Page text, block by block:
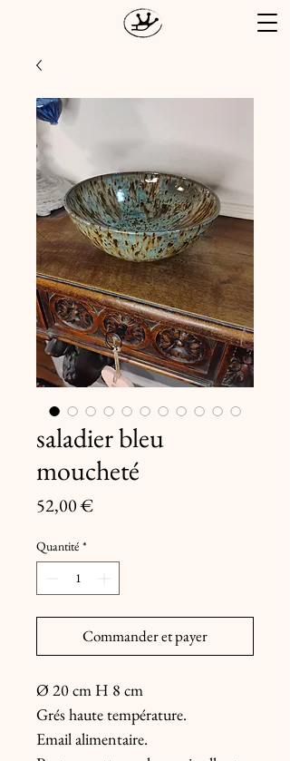
saladier bleu
moucheté
52,00 €Prix
Quantité *
Commander et payer
Ø 20 cm H 8 cm
Grés haute température.
Email alimentaire.